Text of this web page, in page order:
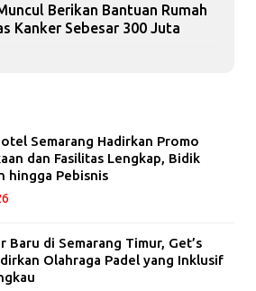
Berikan Bantuan Rumah
Kanker Sebesar 300 Juta
Semarang Hadirkan Promo
dan Fasilitas Lengkap, Bidik
hingga Pebisnis
Baru di Semarang Timur, Get’s
Olahraga Padel yang Inklusif